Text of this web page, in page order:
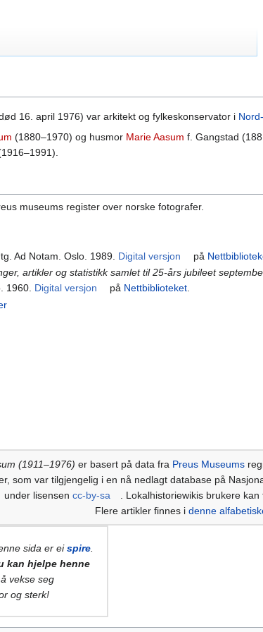
16. april 1976) var arkitekt og fylkeskonservator i
(1880–1970) og husmor Marie Aasum f. Gangstad
museums register over norske fotografer.
Ad Notam. Oslo. 1989. Digital versjon på
artikler og statistikk samlet til 25-års jubileet
1960. Digital versjon på Nettbiblioteket.
(1911–1976) er basert på data fra Preus Museums
som var tilgjengelig i en nå nedlagt database på
under lisensen cc-by-sa
. Lokalhistoriewikis brukere
Flere artikler finnes i denne
sida er eispire
kan hjelpe henne
vekse seg
og sterk!